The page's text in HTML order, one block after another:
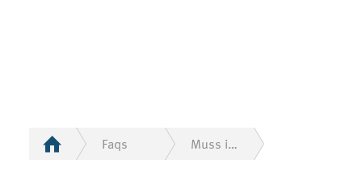
Faqs Muss ich die Reinigung des Treppenhauses und der Gemeinschaftsflächen durchführen?